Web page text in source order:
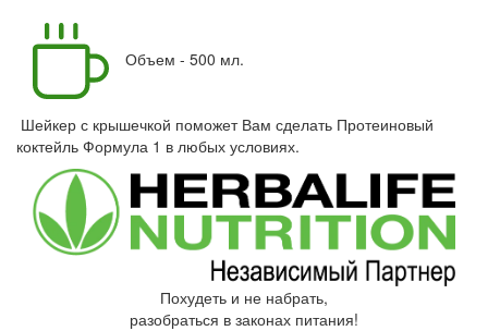
Объем - 500 мл.
Шейкер с крышечкой поможет Вам сделать Протеиновый
коктейль Формула 1 в любых условиях.
Похудеть и не набрать,
разобраться в законах питания!